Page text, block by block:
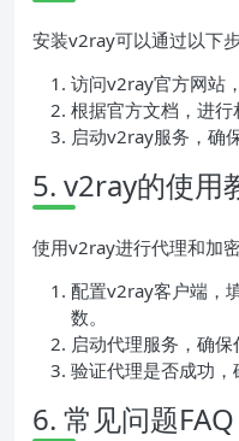
安装v2ray可以通过以下
访问v2ray官方网站
根据官方文档，进行
启动v2ray服务，确
5. v2ray的使用
使用v2ray进行代理和加
配置v2ray客户端，
数。
启动代理服务，确保
验证代理是否成功，
6. 常见问题FAQ